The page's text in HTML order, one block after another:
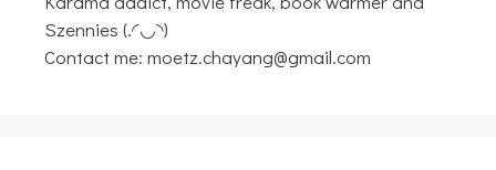
Szennies (.◜◡◝)
Contact me: moetz.chayang@gmail.com